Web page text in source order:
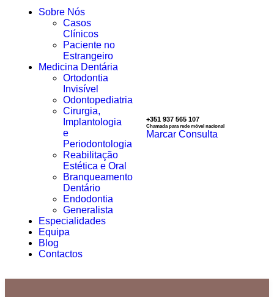
Sobre Nós
Casos
Clínicos
Paciente no
Estrangeiro
Medicina Dentária
Ortodontia
Invisível
Odontopediatria
Cirurgia,
Implantologia
e
Periodontologia
Reabilitação
Estética e Oral
Branqueamento
Dentário
Endodontia
Generalista
Especialidades
Equipa
Blog
Contactos
+351 937 565 107
Chamada para rede móvel nacional
Marcar Consulta